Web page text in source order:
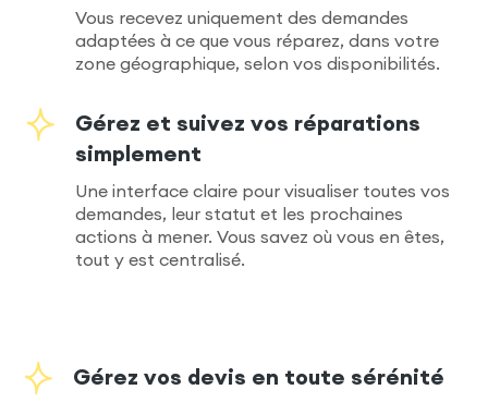
Vous recevez uniquement des demandes
adaptées à ce que vous réparez, dans votre
zone géographique, selon vos disponibilités.
Gérez et suivez vos réparations
simplement
Une interface claire pour visualiser toutes vos
demandes, leur statut et les prochaines
actions à mener. Vous savez où vous en êtes,
tout y est centralisé.
Gérez vos devis en toute sérénité